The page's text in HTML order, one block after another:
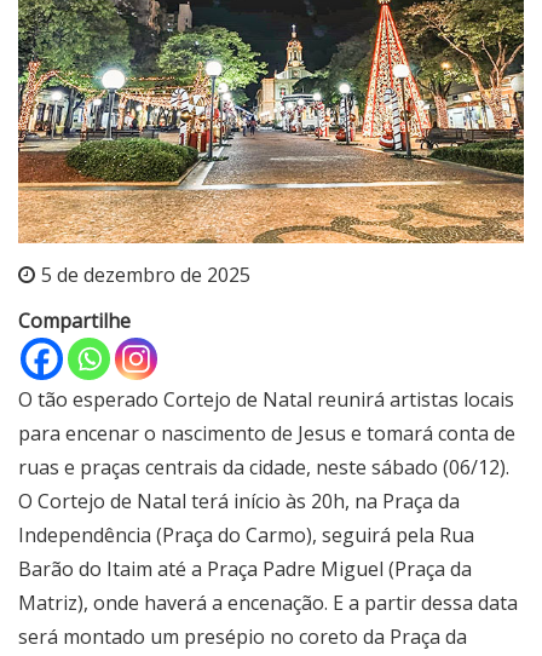
5 de dezembro de 2025
Compartilhe
O tão esperado Cortejo de Natal reunirá artistas locais
para encenar o nascimento de Jesus e tomará conta de
ruas e praças centrais da cidade, neste sábado (06/12).
O Cortejo de Natal terá início às 20h, na Praça da
Independência (Praça do Carmo), seguirá pela Rua
Barão do Itaim até a Praça Padre Miguel (Praça da
Matriz), onde haverá a encenação. E a partir dessa data
será montado um presépio no coreto da Praça da